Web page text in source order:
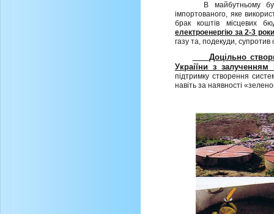
В майбутньому
iмпортованого, яке
брак коштiв мiсцевих
електроенергiю за 2-3 роки
газу та, подекуди,
Доцiльно
Украiїни з залученням
пiдтримку створення
навіть за наявностi